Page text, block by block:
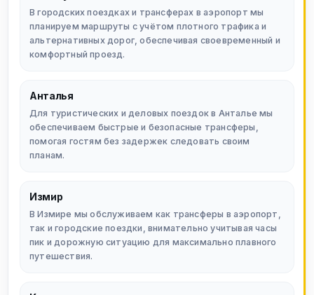
В городских поездках и трансферах в аэропорт мы
планируем маршруты с учётом плотного трафика и
альтернативных дорог, обеспечивая своевременный и
комфортный проезд.
Анталья
Для туристических и деловых поездок в Анталье мы
обеспечиваем быстрые и безопасные трансферы,
помогая гостям без задержек следовать своим
планам.
Измир
В Измире мы обслуживаем как трансферы в аэропорт,
так и городские поездки, внимательно учитывая часы
пик и дорожную ситуацию для максимально плавного
путешествия.